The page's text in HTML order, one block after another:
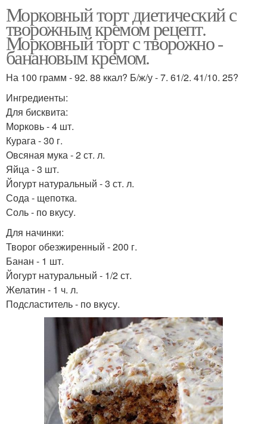
Морковный торт диетический с
творожным кремом рецепт.
Морковный торт с творожно -
банановым кремом.
На 100 грамм - 92. 88 ккал? Б/ж/у - 7. 61/2. 41/10. 25?
Ингредиенты:
Для бисквита:
Морковь - 4 шт.
Курага - 30 г.
Овсяная мука - 2 ст. л.
Яйца - 3 шт.
Йогурт натуральный - 3 ст. л.
Сода - щепотка.
Соль - по вкусу.
Для начинки:
Творог обезжиренный - 200 г.
Банан - 1 шт.
Йогурт натуральный - 1/2 ст.
Желатин - 1 ч. л.
Подсластитель - по вкусу.